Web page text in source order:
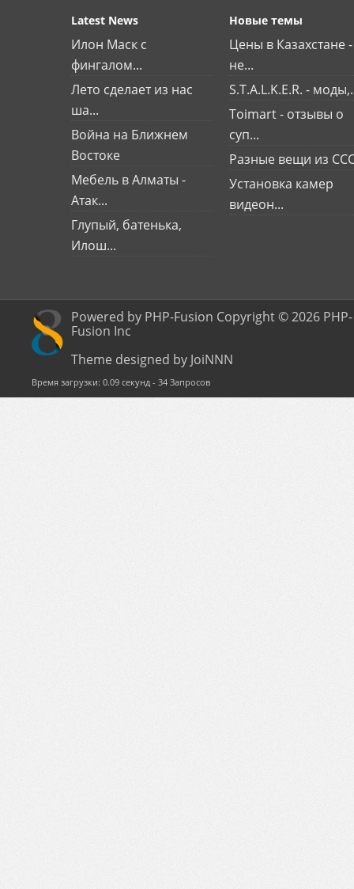
Latest News
Илон Маск с
фингалом...
Лето сделает из нас
ша...
Война на Ближнем
Востоке
Мебель в Алматы -
Атак...
Глупый, батенька,
Илош...
Новые темы
Цены в Казахстане -
не...
S.T.A.L.K.E.R. -
Toimart - отзывы о
суп...
Разные вещи из
Установка камер
видеон...
Powered by PHP-Fusion Copyright © 2026 PHP-
Fusion Inc
Theme designed by JoiNNN
Время загрузки: 0.09 секунд - 34 Запросов